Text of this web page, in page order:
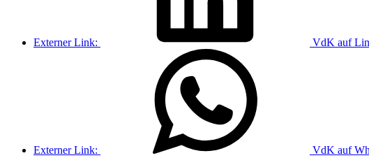
Externer Link: VdK auf
Externer Link: VdK auf